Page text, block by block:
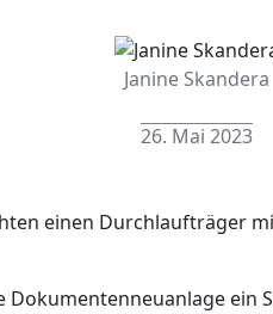
Janine Skandera
26. Mai 2023
einen Durchlaufträger
Dokumentenneuanlage ein